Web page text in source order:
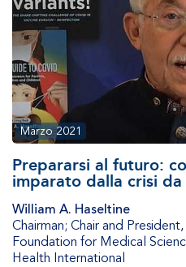
Marzo 2021
Prepararsi al futuro:
imparato dalla crisi da
William A. Haseltine
Chairman; Chair and President,
Foundation for Medical
Health International